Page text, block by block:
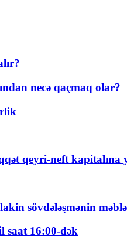
necə qaçmaq olar?
qeyri-neft kapitalına
sövdələşmənin
saat 16:00-dək